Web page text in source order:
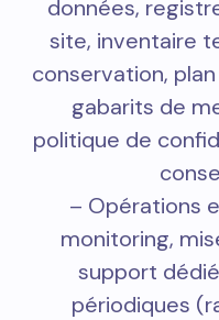
données,
site, inventaire
conservation,
gabarits de
politique de
– Opérations
monitoring,
support
périodiques